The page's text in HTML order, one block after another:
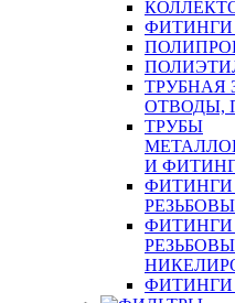
ТРУБНАЯ
ОТВОДЫ,
ТРУБЫ
И